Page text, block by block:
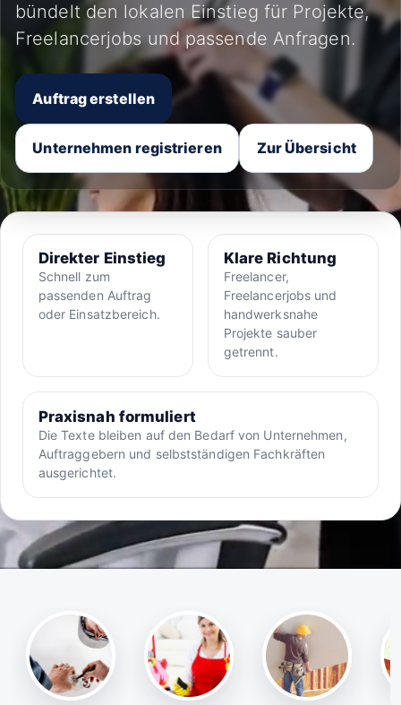
bündelt den lokalen Einstieg für Projekte,
Freelancerjobs und passende Anfragen.
Auftrag erstellen
Unternehmen registrieren Zur Übersicht
Direkter Einstieg
Schnell zum
passenden Auftrag
oder Einsatzbereich.
Klare Richtung
Freelancer,
Freelancerjobs und
handwerksnahe
Projekte sauber
getrennt.
Praxisnah formuliert
Die Texte bleiben auf den Bedarf von Unternehmen,
Auftraggebern und selbstständigen Fachkräften
ausgerichtet.